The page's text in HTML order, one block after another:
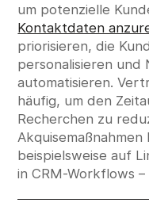
um potenzielle
Kontaktdaten
priorisieren, die
personalisieren und
automatisieren.
häufig, um den
Recherchen zu
beispielsweise auf
in CRM-Workflows